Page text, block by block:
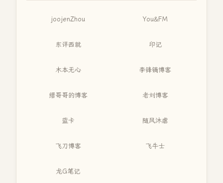
joojenZhou You&FM
东评西就 印记
木本无心 李锋镝博客
缙哥哥的博客 老刘博客
蓝卡 随风沐虐
飞刀博客 飞牛士
龙G笔记